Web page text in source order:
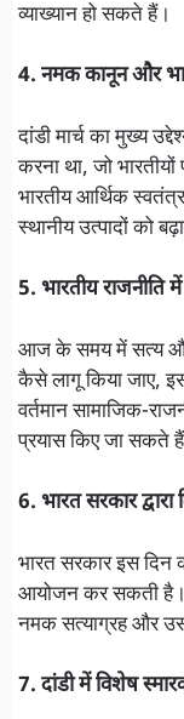
व्याख्यान हो सकते हैं।
4. नमक कानून और
दांडी मार्च का मुख्य
करना था, जो
भारतीय आर्थिक
स्थानीय उत्पादों को
5. भारतीय राजनीति
आज के समय में सत्य और
कैसे लागू किया जाए,
वर्तमान सामाजिक-
प्रयास किए जा सकते
6. भारत सरकार
भारत सरकार इस दिन
आयोजन कर सकती है।
नमक सत्याग्रह और
7. दांडी में विशेष